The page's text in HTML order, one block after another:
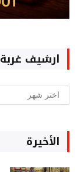
ارشيف غربة
ارشيف
غربة
الأخيرة